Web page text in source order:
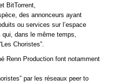
BitTorrent,
des annonceurs ayant
ou services sur l’espace
dans le même temps,
Choristes”.
Renn Production font notamment
par les réseaux peer to